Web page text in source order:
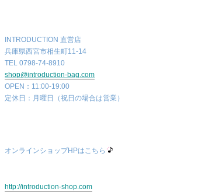
INTRODUCTION 直営店
兵庫県西宮市相生町11-14
TEL 0798-74-8910
shop@introduction-bag.com
OPEN：11:00-19:00
定休日：月曜日（祝日の場合は営業）
オンラインショップHPはこちら
http://introduction-shop.com